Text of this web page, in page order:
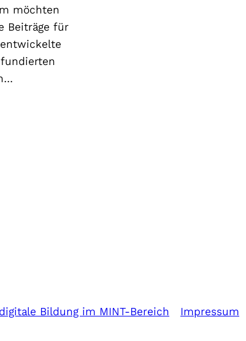
möchten
Beiträge für
Bildung im MINT-Bereich Impressum